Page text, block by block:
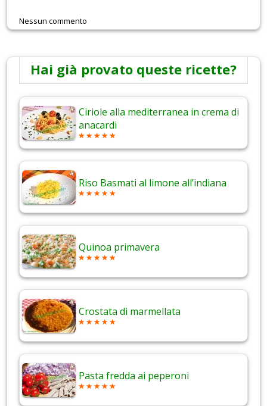
Nessun commento
Hai già provato queste ricette?
Ciriole alla mediterranea in crema di
anacardi
Riso Basmati al limone all’indiana
Quinoa primavera
Crostata di marmellata
Pasta fredda ai peperoni